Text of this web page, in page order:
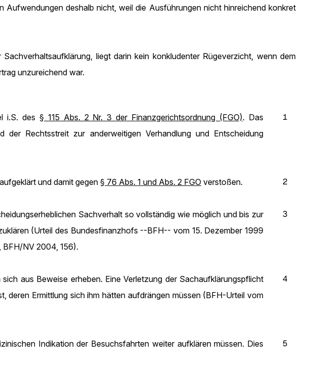
deshalb nicht, weil die Ausführungen nicht hinreichend konkret
liegt darin kein konkludenter Rügeverzicht, wenn dem
unzureichend war.
1
i.S. des § 115 Abs. 2 Nr. 3 der Finanzgerichtsordnung (FGO). Das
der Rechtsstreit zur anderweitigen Verhandlung und Entscheidung
2
und damit gegen § 76 Abs. 1 und Abs. 2 FGO verstoßen.
3
Sachverhalt so vollständig wie möglich und bis zur
(Urteil des Bundesfinanzhofs --BFH-- vom 15. Dezember 1999
, BFH/NV 2004, 156).
4
aus Beweise erheben. Eine Verletzung der Sachaufklärungspflicht
deren Ermittlung sich ihm hätten aufdrängen müssen (BFH-Urteil vom
5
Indikation der Besuchsfahrten weiter aufklären müssen. Dies